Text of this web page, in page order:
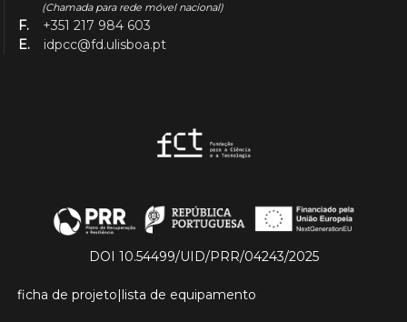
(Chamada para rede móvel nacional)
F.
+351 217 984 603
E.
idpcc@fd.ulisboa.pt
DOI 10.54499/UID/PRR/04243/2025
ficha de projeto|lista de equipamento